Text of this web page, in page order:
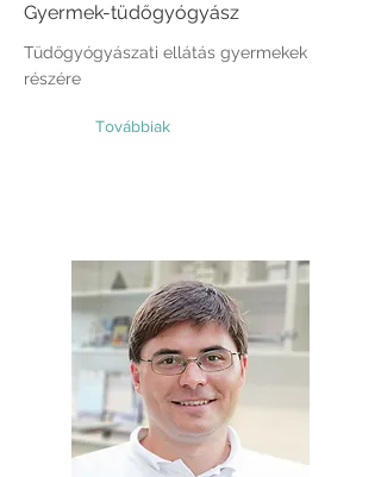
Gyermek-tüdőgyógyász
Tüdőgyógyászati ellátás gyermekek
részére
Továbbiak